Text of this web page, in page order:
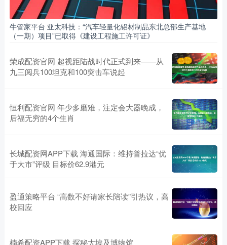
牛管家平台 亚太科技：“汽车轻量化铝材制品东北总部生产基地
（一期）项目”已取得《建设工程施工许可证》
荣成配资官网 超视距陆战时代正式到来——从
九三阅兵100坦克和100突击车说起
恒利配资官网 年少多磨难，注定会大器晚成，
后福无穷的4个生肖
长城配资网APP下载 海通国际：维持普拉达“优
于大市”评级 目标价62.9港元
盈通策略平台 “高数不好请家长陪读”引热议，高
校回应
楠希配资APP下载 探秘大埃及博物馆